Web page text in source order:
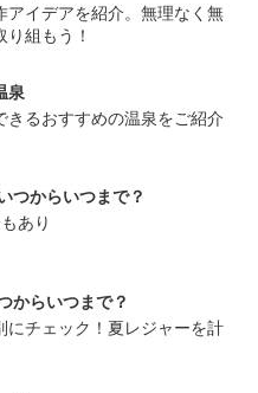
アイデアを紹介。無理なく無
組もう！
泉
きるおすすめの温泉をご紹介
つからいつまで？
あり
からいつまで？
にチェック！夏レジャーを計